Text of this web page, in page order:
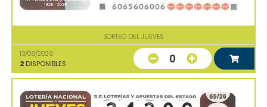
SORTEO DEL JUEVES
13/08/2026
2 DISPONIBLES 0